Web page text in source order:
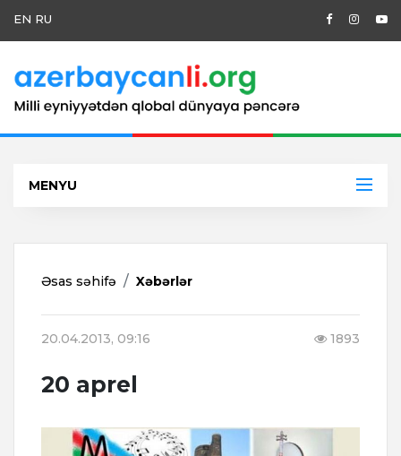
EN RU
MENYU
Əsas səhifə Xəbərlər
20.04.2013, 09:16 1893
20 aprel